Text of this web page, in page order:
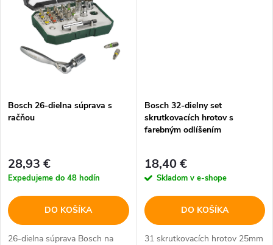
Bosch 26-dielna súprava s
račňou
28,93 €
Expedujeme do 48 hodín
DO KOŠÍKA
26-dielna súprava Bosch na
Bosch 32-dielny set
skrutkovacích hrotov s
farebným odlíšením
18,40 €
Skladom v e-shope
DO KOŠÍKA
31 skrutkovacích hrotov 25mm